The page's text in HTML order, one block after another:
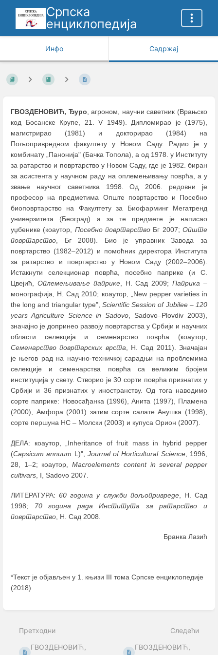
Српска
енциклопедија
Инфо Садржај
ГВОЗДЕНОВИЋ, Ђуро, агроном, научни саветник (Врањско
код Босанске Крупе, 21. V 1949). Дипломирао је (1975),
магистрирао (1981) и докторирао (1984) на
Пољопривредном факултету у Новом Саду. Радио је у
комбинату „Панонија" (Бачка Топола), а од 1978. у Институту
за ратарство и повртарство у Новом Саду, где је 1982. биран
за асистента у научном раду на оплемењивању поврћа, а у
звање научног саветника 1998. Од 2006. редовни је
професор на предметима Опште повртарство и Посебно
биоповртарство на Факултету за Биофарминг Мегатренд
универзитета (Београд) а за те предмете је написао
уџбенике (коаутор, Посебно повртарство Бг 2007;Опште
повртарство, Бг 2008). Био је управник Завода за
повртарство (1982–2012) и помоћник директора Института
за ратарство и повртарство у Новом Саду (2002–2006).
Истакнути селекционар поврћа, посебно паприке (и С.
Цвејић, Оплемењивање паприке, Н. Сад 2009;Паприка –
монографија, Н. Сад 2010; коаутор, „New pepper varieties in
the long and triangular type", Scientific Session of Jubilee –120
years Agriculture Science in Sadovo, Sadovo–Plovdiv 2003),
значајно је допринео развоју повртарства у Србији и научних
области селекција и семенарство поврћа (коаутор,
Семенарство повртарских врста, Н. Сад 2011). Значајан
је његов рад на научно-техничкој сарадњи на проблемима
селекције и семенарства поврћа са великим бројем
институција у свету. Створио је 30 сорти поврћа признатих у
Србији и 36 признатих у иностранству. Од тога наводимо
сорте паприке: Новосађанка (1996), Анита (1997), Пламена
(2000), Амфора (2001) затим сорте салате Анушка (1998),
сорте першуна НС – Молски (2003) и купуса Орион (2007).
ДЕЛА: коаутор, „Inheritance of fruit mass in hybrid pepper
(Capsicum annuum L)", Journal of Horticultural Science, 1996,
28, 1–2; коаутор,Macroelements content in several pepper
cultivars , I, Sadovo 2007.
ЛИТЕРАТУРА:60 година у служби пољопривреде, Н. Сад
1998; 70 година рада Института за ратарство и
повртарство , Н. Сад 2008.
Бранка Лазић
*Текст је објављен у 1. књизи III тома Српске енциклопедије
(2018)
mode
Претходни
ГВОЗДЕНОВИЋ,
Следећи
ГВОЗДЕНОВИЋ,